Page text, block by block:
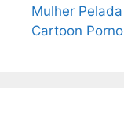
Mulher Pelada
Cartoon Porno